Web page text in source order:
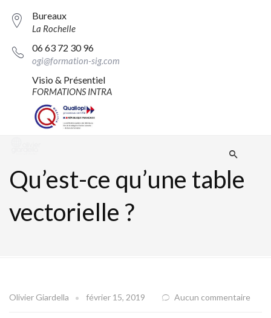
Bureaux
La Rochelle
06 63 72 30 96
ogi@formation-sig.com
Visio & Présentiel
FORMATIONS INTRA
Qu’est-ce qu’une table
vectorielle ?
Olivier Giardella février 15, 2019 Aucun commentaire